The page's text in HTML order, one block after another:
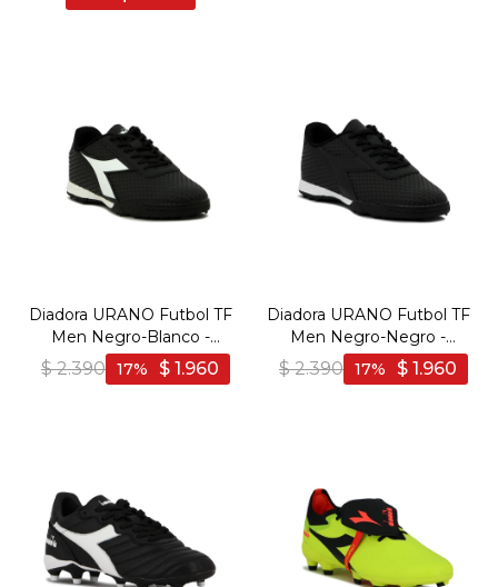
Diadora URANO Futbol TF
Men Negro-Blanco -
Negro-Blanco
$ 2.390 $ 1.960
17
Diadora URANO Futbol TF
Men Negro-Negro -
Negro-Negro
$ 2.390 $ 1.960
17